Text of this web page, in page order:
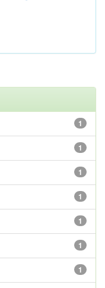
1
1
1
1
1
1
1